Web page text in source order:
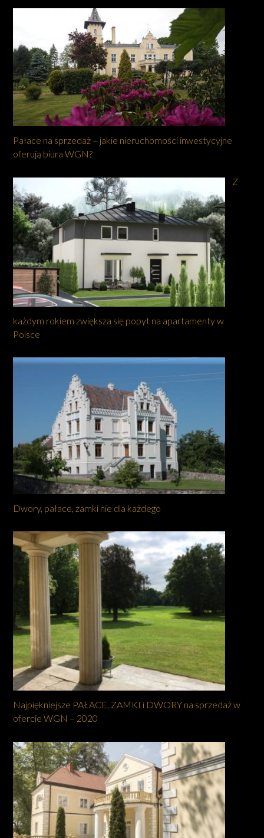
Pałace na sprzedaż – jakie nieruchomości inwestycyjne
oferują biura WGN?
Z
każdym rokiem zwiększa się popyt na apartamenty w
Polsce
Dwory, pałace, zamki nie dla każdego
Najpiękniejsze PAŁACE, ZAMKI i DWORY na sprzedaż w
ofercie WGN – 2020